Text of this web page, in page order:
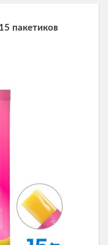
пакетиков